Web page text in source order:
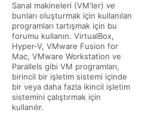
Sanal makineleri (VM'ler) ve
bunları oluşturmak için kullanılan
programları tartışmak için bu
forumu kullanın. VirtualBox,
Hyper-V, VMware Fusion for
Mac, VMware Workstation ve
Parallels gibi VM programları,
birincil bir işletim sistemi içinde
bir veya daha fazla ikincil işletim
sistemini çalıştırmak için
kullanılır.